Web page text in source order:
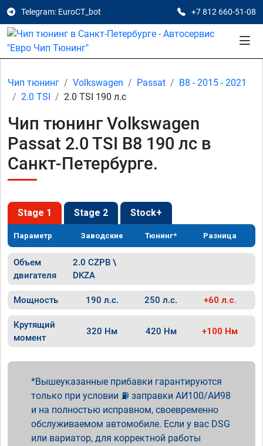
Telegram: EuroCT_bot +7 812 660-51-08
Чип тюнинг Volkswagen Passat
B8 - 2015 - 2021
2.0 TSI
2.0 TSI 190 л.с
Чип тюнинг Volkswagen
Passat 2.0 TSI B8 190 лс в
Санкт-Петербурге.
Stage 1 Stage 2 Stock+
Параметр Заводские Тюнинг* Разница
Объем
двигателя
2.0 CZPB \
DKZA
Мощность 190 л.с. 250 л.с. +60 л.с.
Крутящий
момент
320 Нм 420 Нм +100 Нм
Вышеуказанные прибавки гарантируются
только при условии ⛽ заправки АИ100/АИ98
и на полностью исправном, своевременно
обслуживаемом автомобиле. Если у вас DSG
или вариатор, для корректной работы